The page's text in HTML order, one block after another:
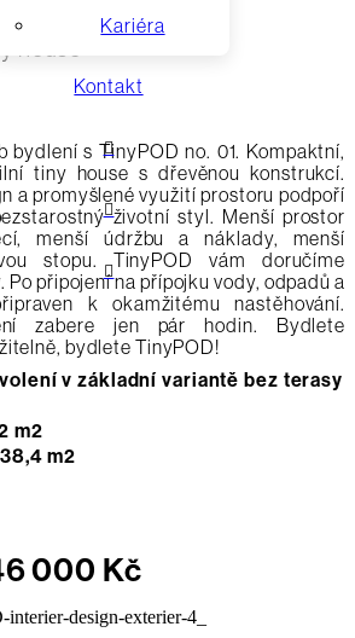
Kariéra
Kontakt
house
bydlení s TinyPOD no. 01. Kompaktní,
tiny house s dřevěnou konstrukcí.
a promyšlené využití prostoru podpoří
životní styl. Menší prostor
menší údržbu a náklady, menší
stopu. TinyPOD vám doručíme
Po připojení na přípojku vody, odpadů a
k okamžitému nastěhování.
zabere jen pár hodin. Bydlete
bydlete TinyPOD!
v základní variantě bez terasy
m2
m2
000 Kč